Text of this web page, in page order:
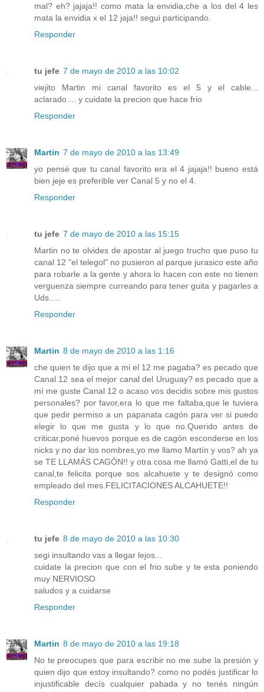
mal? eh? jajaja!! como mata la envidia,che a los del 4 les
mata la envidia x el 12 jaja!! segui participando.
Responder
tu jefe 7 de mayo de 2010 a las 10:02
viejito Martin mi canal favorito es el 5 y el cable...
aclarado.... y cuidate la precion que hace frio
Responder
Martin 7 de mayo de 2010 a las 13:49
yo pensé que tu canal favorito era el 4 jajaja!! bueno está
bien jeje es preferible ver Canal 5 y no el 4.
Responder
tu jefe 7 de mayo de 2010 a las 15:15
Martin no te olvides de apostar al juego trucho que puso tu
canal 12 "el telegol" no pusieron al parque jurasico este año
para robarle a la gente y ahora lo hacen con este no tienen
verguenza siempre curreando para tener guita y pagarles a
Uds.....
Responder
Martin 8 de mayo de 2010 a las 1:16
che quien te dijo que a mi el 12 me pagaba? es pecado que
Canal 12 sea el mejor canal del Uruguay? es pecado que a
mí me guste Canal 12 o acaso vos decidis sobre mis gustos
personales? por favor,era lo que me faltaba,que le tuviera
que pedir permiso a un papanata cagón para ver si puedo
elegir lo que me gusta y lo que no.Querido antes de
criticar,poné huevos porque es de cagón esconderse en los
nicks y no dar los nombres,yo me llamo Martín y vos? ah ya
se TE LLAMÁS CAGÓN!! y otra cosa me llamó Gatti,el de tu
canal,te felicita porque sos alcahuete y te designó como
empleado del mes.FELICITACIONES ALCAHUETE!!
Responder
tu jefe 8 de mayo de 2010 a las 10:30
segi insultando vas a llegar lejos...
cuidate la precion que con el frio sube y te esta poniendo
muy NERVIOSO
saludos y a cuidarse
Responder
Martin 8 de mayo de 2010 a las 19:18
No te preocupes que para escribir no me sube la presión y
quien dijo que estoy insultando? como no podés justificar lo
injustificable decís cualquier pabada y no tenés ningún